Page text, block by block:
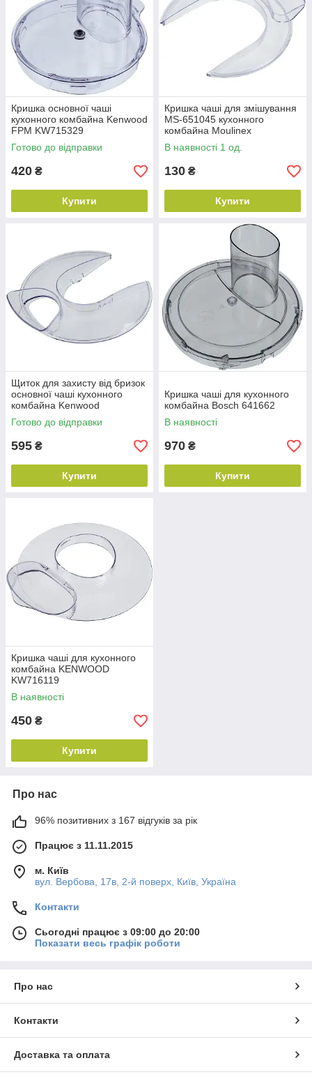
Кришка основної чаші
кухонного комбайна Kenwood
FPM KW715329
Готово до відправки
420 ₴
Купити
Кришка чаші для змішування
MS-651045 кухонного
комбайна Moulinex
В наявності 1 од.
130 ₴
Купити
Щиток для захисту від бризок
основної чаші кухонного
комбайна Kenwood
KW706769
Готово до відправки
595 ₴
Купити
Кришка чаші для кухонного
комбайна Bosch 641662
В наявності
970 ₴
Купити
Кришка чаші для кухонного
комбайна KENWOOD
KW716119
В наявності
450 ₴
Купити
Про нас
96% позитивних з 167 відгуків за рік
Працює з 11.11.2015
м. Київ
вул. Вербова, 17в, 2-й поверх, Київ, Україна
Контакти
Сьогодні працює з 09:00 до 20:00
Показати весь графік роботи
Про нас
Контакти
Доставка та оплата